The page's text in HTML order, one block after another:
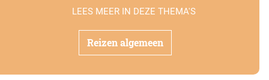
Reizen algemeen
LEES MEER IN DEZE THEMA'S